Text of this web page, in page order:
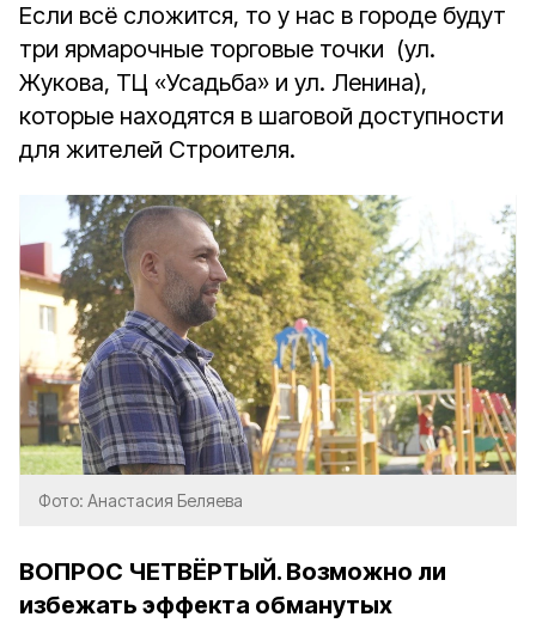
Если всё сложится, то у нас в городе будут
три ярмарочные торговые точки (ул.
Жукова, ТЦ «Усадьба» и ул. Ленина),
которые находятся в шаговой доступности
для жителей Строителя.
Фото: Анастасия Беляева
ВОПРОС ЧЕТВЁРТЫЙ. Возможно ли
избежать эффекта обманутых